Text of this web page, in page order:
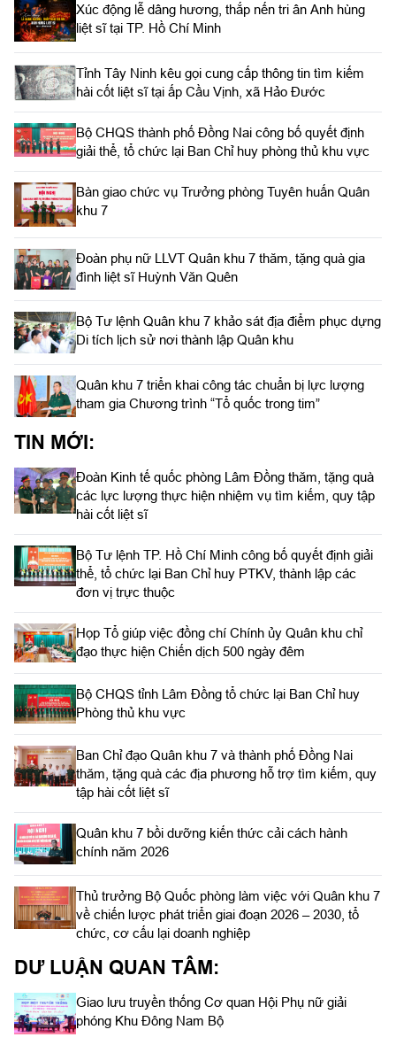
Xúc động lễ dâng hương, thắp nến tri ân Anh hùng
liệt sĩ tại TP. Hồ Chí Minh
Tỉnh Tây Ninh kêu gọi cung cấp thông tin tìm kiếm
hài cốt liệt sĩ tại ấp Cầu Vịnh, xã Hảo Đước
Bộ CHQS thành phố Đồng Nai công bố quyết định
giải thể, tổ chức lại Ban Chỉ huy phòng thủ khu vực
Bàn giao chức vụ Trưởng phòng Tuyên huấn Quân
khu 7
Đoàn phụ nữ LLVT Quân khu 7 thăm, tặng quà gia
đình liệt sĩ Huỳnh Văn Quên
Bộ Tư lệnh Quân khu 7 khảo sát địa điểm phục dựng
Di tích lịch sử nơi thành lập Quân khu
Quân khu 7 triển khai công tác chuẩn bị lực lượng
tham gia Chương trình “Tổ quốc trong tim”
TIN MỚI:
Đoàn Kinh tế quốc phòng Lâm Đồng thăm, tặng quà
các lực lượng thực hiện nhiệm vụ tìm kiếm, quy tập
hài cốt liệt sĩ
Bộ Tư lệnh TP. Hồ Chí Minh công bố quyết định giải
thể, tổ chức lại Ban Chỉ huy PTKV, thành lập các
đơn vị trực thuộc
Họp Tổ giúp việc đồng chí Chính ủy Quân khu chỉ
đạo thực hiện Chiến dịch 500 ngày đêm
Bộ CHQS tỉnh Lâm Đồng tổ chức lại Ban Chỉ huy
Phòng thủ khu vực
Ban Chỉ đạo Quân khu 7 và thành phố Đồng Nai
thăm, tặng quà các địa phương hỗ trợ tìm kiếm, quy
tập hài cốt liệt sĩ
Quân khu 7 bồi dưỡng kiến thức cải cách hành
chính năm 2026
Thủ trưởng Bộ Quốc phòng làm việc với Quân khu 7
về chiến lược phát triển giai đoạn 2026 – 2030, tổ
chức, cơ cấu lại doanh nghiệp
DƯ LUẬN QUAN TÂM:
Giao lưu truyền thống Cơ quan Hội Phụ nữ giải
phóng Khu Đông Nam Bộ